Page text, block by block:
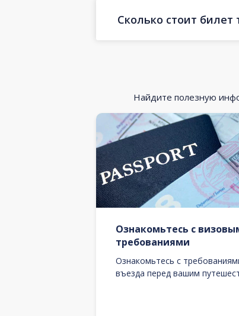
Сколько стоит
Найдите полезную
Ознакомьтесь с
требованиями
Ознакомьтесь с
въезда перед вашим